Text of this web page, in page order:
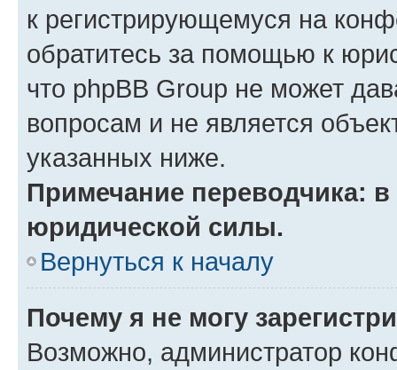
к регистрирующемуся на
обратитесь за помощью к
что phpBB Group не может
вопросам и не является
указанных ниже.
Примечание переводчика:
юридической силы.
Вернуться к началу
Почему я не могу
Возможно, администратор